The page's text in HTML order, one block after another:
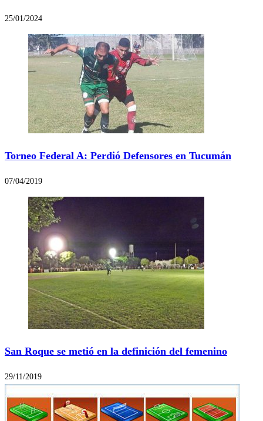
25/01/2024
Torneo Federal A: Perdió Defensores en Tucumán
07/04/2019
San Roque se metió en la definición del femenino
29/11/2019